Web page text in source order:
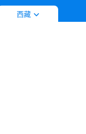
工艺门类
西藏